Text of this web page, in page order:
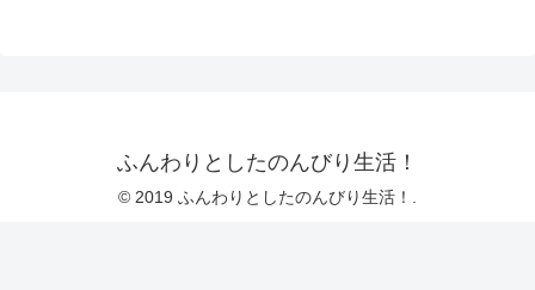
ふんわりとしたのんびり生活！
© 2019 ふんわりとしたのんびり生活！.